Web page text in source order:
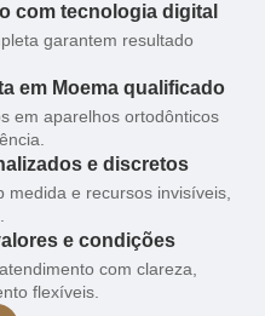
com tecnologia digital
garantem resultado
em Moema qualificado
em aparelhos ortodônticos
e discretos
medida e recursos invisíveis,
e condições
com clareza,
flexíveis.